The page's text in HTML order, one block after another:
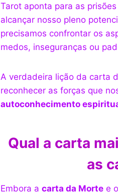
Tarot aponta para as
alcançar nosso pleno
precisamos confrontar os
medos, inseguranças ou
A verdadeira lição da carta
reconhecer as forças que
autoconhecimento
Qual a carta
as
Embora a carta da Morte e o